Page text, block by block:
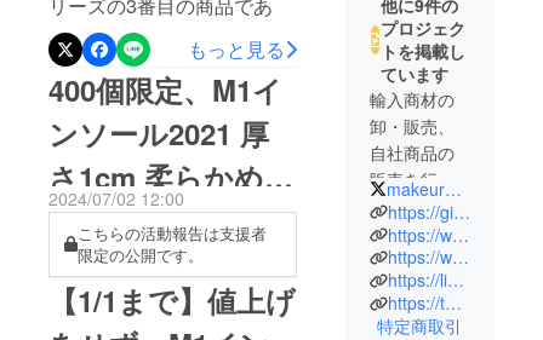
る、M1インソール2021 厚
さ0.6cmにご支援をいただ
き、改めまして、心より感
謝申し上げます。M1イン
ソールの最新の商品、M1イ
ンソール2021 厚さ1cm 柔ら
かめ2。こちらの商品は、柔
らかさが、製造時の気温と
湿度が影響を与えるため、
もっと見る
400個限定、M1イ
ンソール2021 厚
さ1cm 柔らかめ2
の予約販売のご案
内
2024/07/02 12:00
こちらの活動報告は支援者
限定の公開です。
【1/1まで】値上げ
他に9件の
プロジェク
トを掲載し
ています
輸入商材の
卸・販売、
自社商品の
販売を行
なっており
ます。弊社
の会社名で
あるメイク
ユアハピネ
makeurhappines
https://ginosvate.net/
https://www.facebook.com/m1insole
https://www.instagram.com/m1insole/
https://lin.ee/yNi8k0u
https://twitter.com/m1insole
特定商取引